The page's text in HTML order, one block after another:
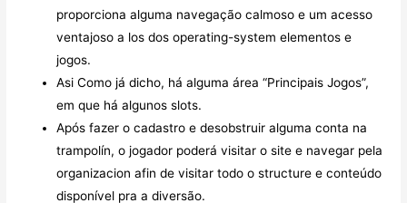
proporciona alguma navegação calmoso e um acesso
ventajoso a los dos operating-system elementos e
jogos.
Asi Como já dicho, há alguma área “Principais Jogos”,
em que há algunos slots.
Após fazer o cadastro e desobstruir alguma conta na
trampolín, o jogador poderá visitar o site e navegar pela
organizacion afin de visitar todo o structure e conteúdo
disponível pra a diversão.